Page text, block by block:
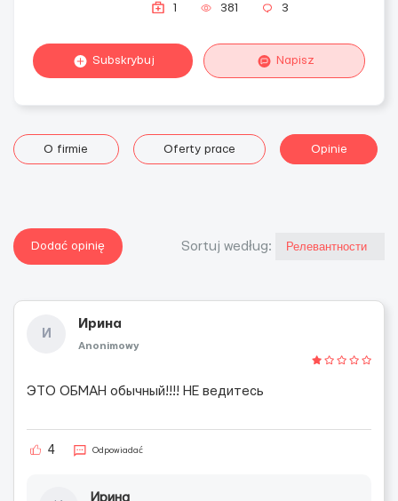
1 381 3
Subskrybuj Napisz
O firmie Oferty prace Opinie
Dodać opinię Sortuj według:
И
Ирина
Anonimowy
ЭТО ОБМАН обычный!!!! НЕ ведитесь
4 Odpowiadać
Ирина